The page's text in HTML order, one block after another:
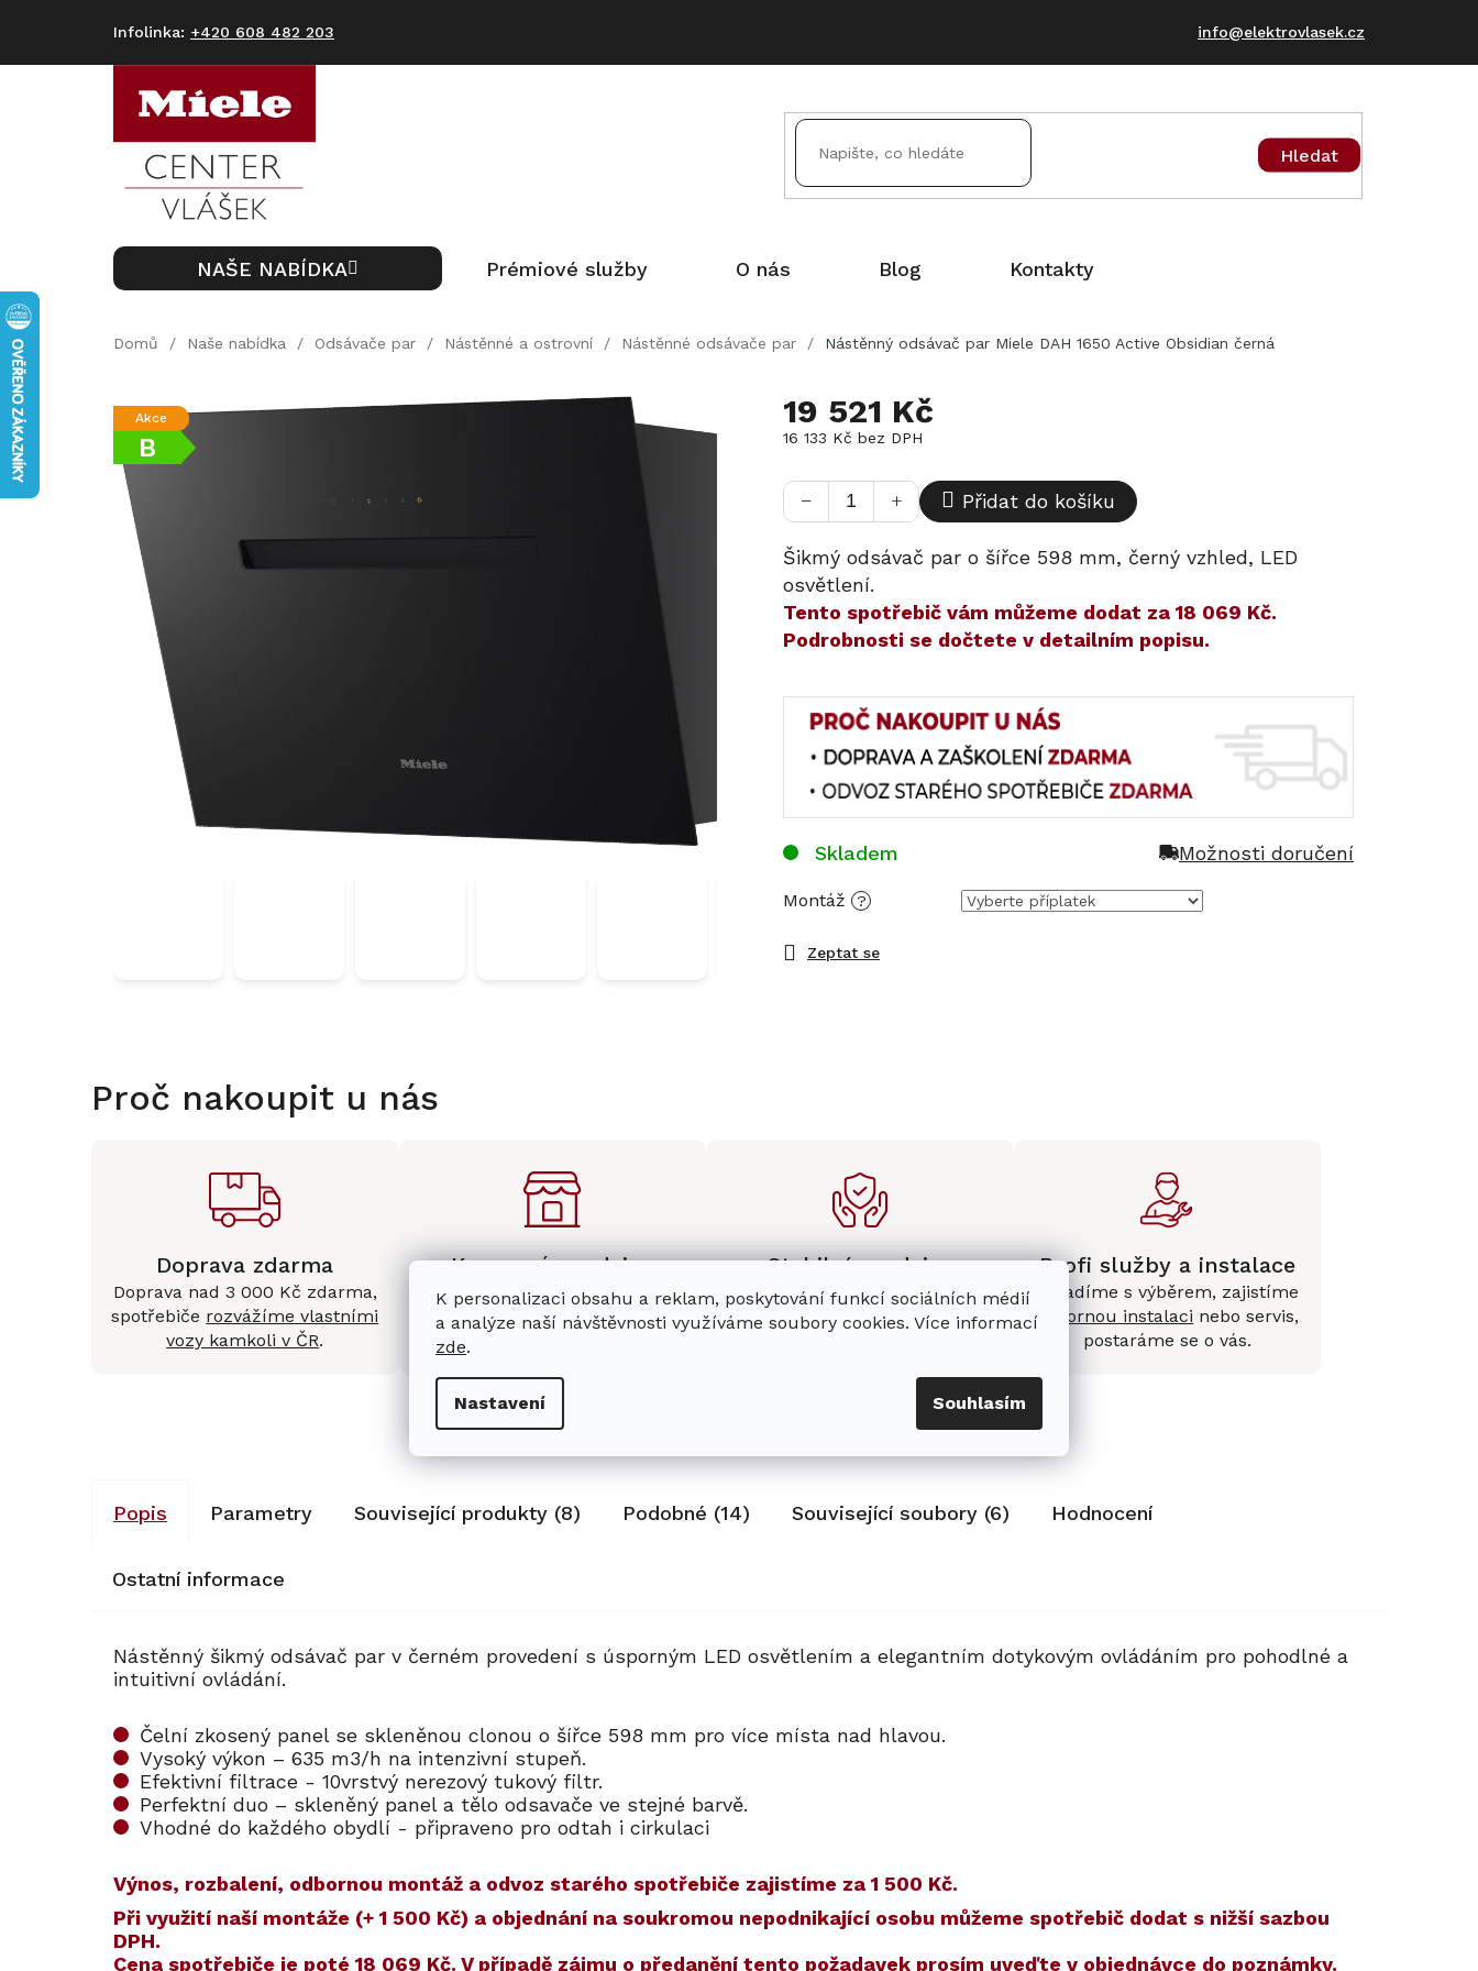
K personalizaci obsahu a reklam, poskytování funkcí sociálních médií
a analýze naší návštěvnosti využíváme soubory cookies. Více informací
zde.
Nastavení Souhlasím
+420 608 482 203 info@elektrovlasek.cz
Hledat
NAŠE NABÍDKA Prémiové služby O nás Blog Kontakty
Domů / Naše nabídka / Odsávače par / Nástěnné a ostrovní / Nástěnné odsávače par / Nástěnný odsávač par Miele DAH 1650 Active Obsidian černá
Akce
B
19 521 Kč
16 133 Kč bez DPH
cena:
Montáž ?
+
− Přidat do košíku
Šikmý odsávač par o šířce 598 mm, černý vzhled, LED
osvětlení.
​​Tento spotřebič vám můžeme dodat za 18 069 Kč.
Podrobnosti se dočtete v detailním popisu.
Zeptat se
Skladem Možnosti doručení
Proč nakoupit u nás
Doprava zdarma
Doprava nad 3 000 Kč zdarma,
spotřebiče rozvážíme vlastními
vozy kamkoli v ČR.
Kamenná prodejna
Mámeshowroomv Hradci
Králové s možností jednoduše u
Stabilní prodejce
Jsme stabilní prodejce
domácích spotřebičů Miele se
Profi služby a instalace
Poradíme s výběrem, zajistíme
odbornou instalaci nebo servis,
postaráme se o vás.
Popis Parametry Související produkty (8) Podobné (14) Související soubory (6) Hodnocení
Ostatní informace
Nástěnný šikmý odsávač par v černém provedení s úsporným LED osvětlením a elegantním dotykovým ovládáním pro pohodlné a
intuitivní ovládání.
Čelní zkosený panel se skleněnou clonou o šířce 598 mm pro více místa nad hlavou.
Vysoký výkon – 635 m3/h na intenzivní stupeň.
Efektivní filtrace - 10vrstvý nerezový tukový filtr.
Perfektní duo – skleněný panel a tělo odsavače ve stejné barvě.
Vhodné do každého obydlí - připraveno pro odtah i cirkulaci
Výnos, rozbalení, odbornou montáž a odvoz starého spotřebiče zajistíme za 1 500 Kč.
​​Při využití naší montáže (+ 1 500 Kč) a objednání na soukromou nepodnikající osobu můžeme spotřebič dodat s nižší sazbou
DPH.
Cena spotřebiče je poté 18 069 Kč. V případě zájmu o předanění tento požadavek prosím uveďte v objednávce do poznámky.